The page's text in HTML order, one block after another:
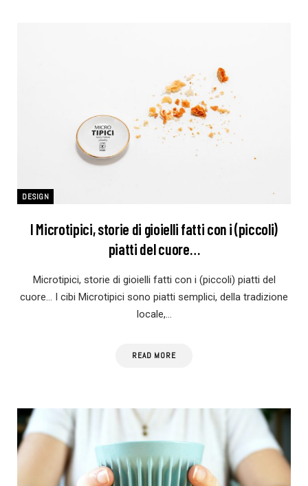
DESIGN
I Microtipici, storie di gioielli fatti con i (piccoli)
piatti del cuore…
Microtipici, storie di gioielli fatti con i (piccoli) piatti del
cuore… I cibi Microtipici sono piatti semplici, della tradizione
locale,…
READ MORE